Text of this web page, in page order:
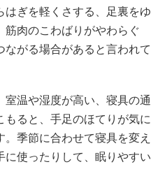
はぎを軽くさする、足裏をゆ
筋肉のこわばりがやわらぐ
ながる場合があると言われて
室温や湿度が高い、寝具の通
ると、手足のほてりが気に
季節に合わせて寝具を変え
に使ったりして、眠りやすい